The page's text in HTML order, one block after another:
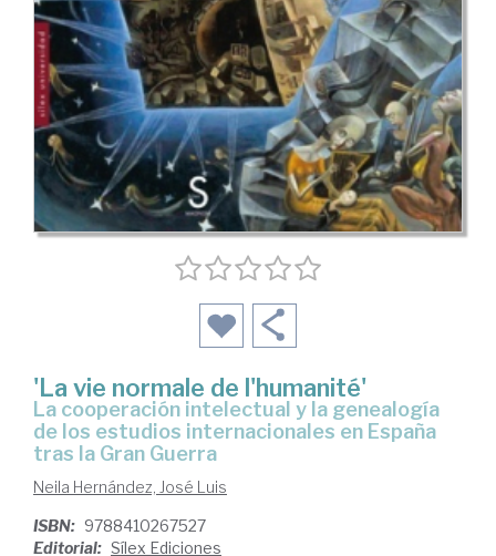
'La vie normale de l'humanité'
La cooperación intelectual y la genealogía
de los estudios internacionales en España
tras la Gran Guerra
Neila Hernández, José Luis
ISBN: 9788410267527
Editorial: Sílex Ediciones